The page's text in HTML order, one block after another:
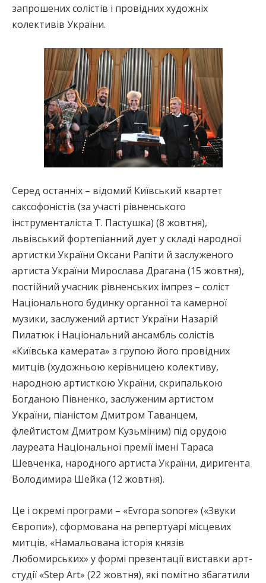
запрошених солістів і провідних художніх
колективів України.
Серед останніх – відомий Київський квартет
саксофоністів (за участі рівненського
інструменталіста Т. Пастушка) (8 жовтня),
львівський фортепіанний дует у складі народної
артистки України Оксани Рапіти й заслуженого
артиста України Мирослава Драгана (15 жовтня),
постійний учасник рівненських імпрез – соліст
Національного будинку органної та камерної
музики, заслужений артист України Назарій
Пилатюк і Національний ансамбль солістів
«Київська камерата» з групою його провідних
митців (художньою керівницею колективу,
народною артисткою України, скрипалькою
Богданою Півненко, заслуженим артистом
України, піаністом Дмитром Таванцем,
флейтистом Дмитром Кузьміним) під орудою
лауреата Національної премії імені Тараса
Шевченка, народного артиста України, диригента
Володимира Шейка (12 жовтня).
Це і окремі програми – «Evropa sonore» («Звуки
Європи»), сформована на репертуарі місцевих
митців, «Намальована історія князів
Любомирських» у формі презентації виставки арт-
студії «Step Art» (22 жовтня), які помітно збагатили